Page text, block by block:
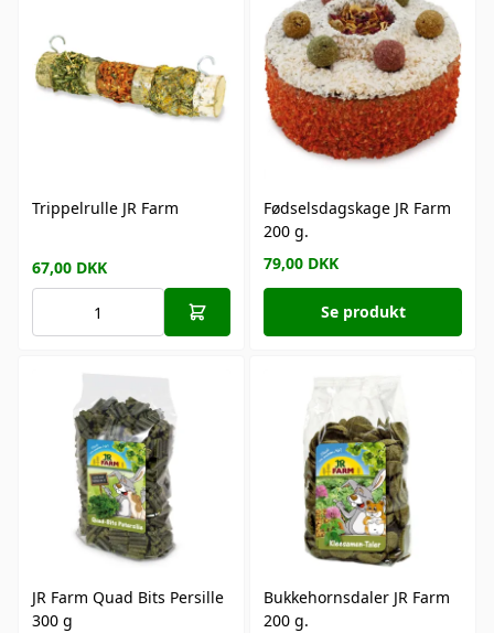
Trippelrulle JR Farm
67,00 DKK
Fødselsdagskage JR Farm
200 g.
79,00 DKK
Se produkt
JR Farm Quad Bits Persille
300 g
Bukkehornsdaler JR Farm
200 g.